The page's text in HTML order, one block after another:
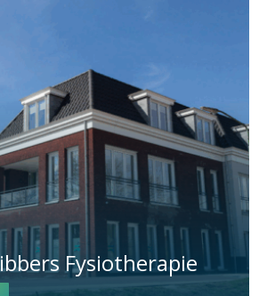
Fysiotherapie